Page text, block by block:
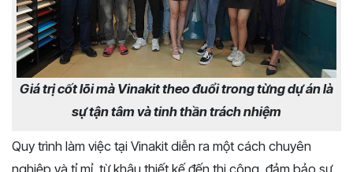
Giá trị cốt lõi mà Vinakit theo đuổi trong từng dự án là
sự tận tâm và tinh thần trách nhiệm
Quy trình làm việc tại Vinakit diễn ra một cách chuyên
nghiệp và tỉ mỉ, từ khâu thiết kế đến thi công, đảm bảo sự